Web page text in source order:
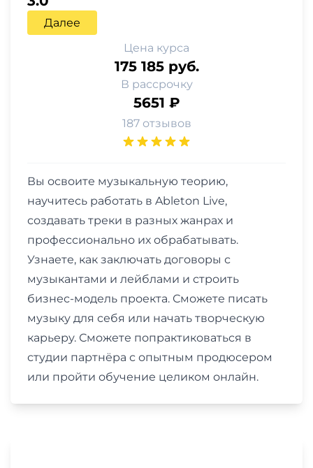
Далее
Цена курса
175 185 руб.
В рассрочку
5651 ₽
187 отзывов
Вы освоите музыкальную теорию,
научитесь работать в Ableton Live,
создавать треки в разных жанрах и
профессионально их обрабатывать.
Узнаете, как заключать договоры с
музыкантами и лейблами и строить
бизнес-модель проекта. Сможете писать
музыку для себя или начать творческую
карьеру. Сможете попрактиковаться в
студии партнёра с опытным продюсером
или пройти обучение целиком онлайн.